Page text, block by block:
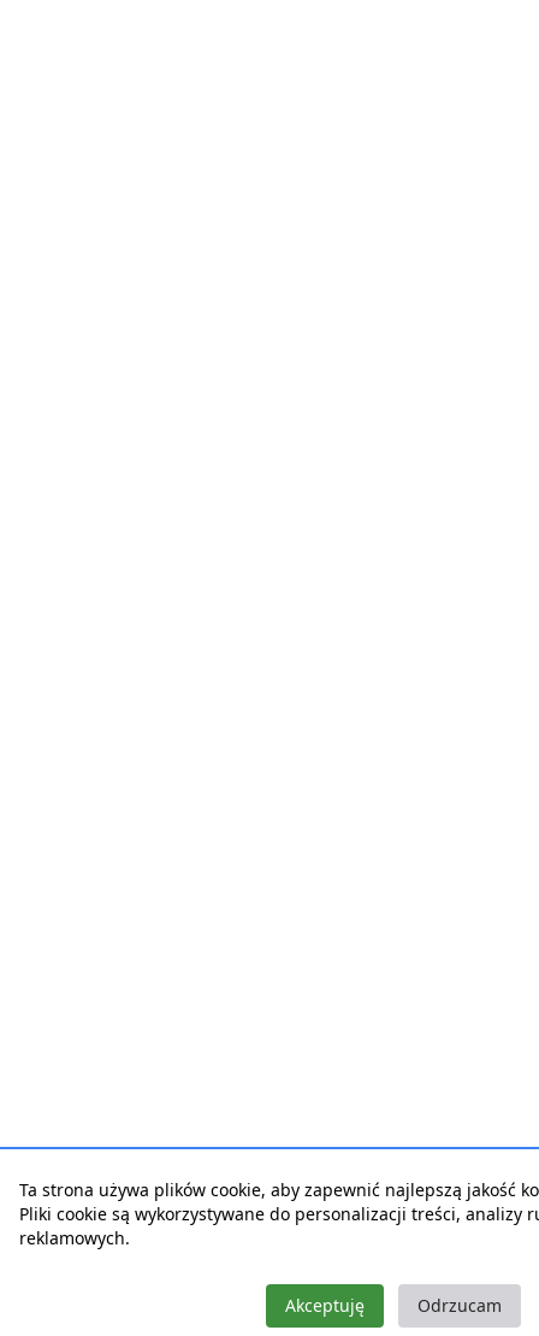
Ta strona używa plików cookie, aby zapewnić najlepszą jakość
Pliki cookie są wykorzystywane do personalizacji treści, analizy
reklamowych.
Akceptuję Odrzucam